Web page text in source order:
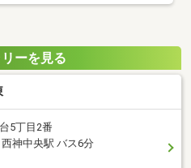
ーを見る
5丁目2番
神中央駅 バス6分